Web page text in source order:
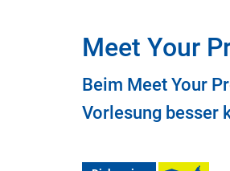
Meet Your
Beim Meet Your
Vorlesung besser